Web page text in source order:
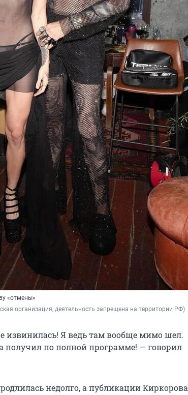
«отмены»
организация, деятельность запрещена на территории РФ)
извинилась! Я ведь там вообще мимо шел.
получил по полной программе! — говорил
недолго, а публикации Киркорова